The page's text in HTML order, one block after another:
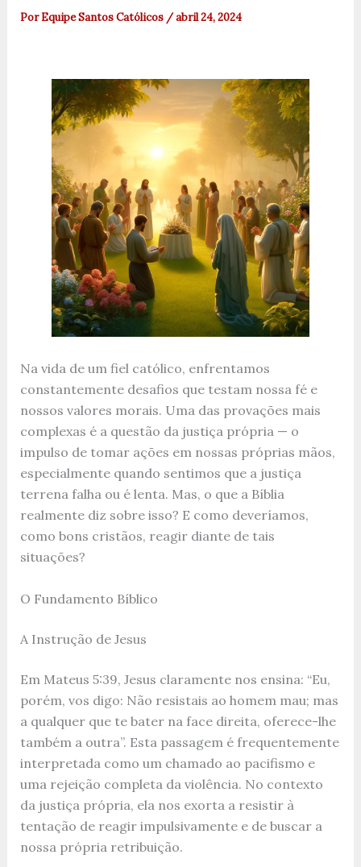
PorEquipe Santos Católicos /abril 24, 2024
Na vida de um fiel católico, enfrentamos
constantemente desafios que testam nossa fé e
nossos valores morais. Uma das provações mais
complexas é a questão da justiça própria — o
impulso de tomar ações em nossas próprias mãos,
especialmente quando sentimos que a justiça
terrena falha ou é lenta. Mas, o que a Bíblia
realmente diz sobre isso? E como deveríamos,
como bons cristãos, reagir diante de tais
situações?
O Fundamento Bíblico
A Instrução de Jesus
Em Mateus 5:39, Jesus claramente nos ensina: “Eu,
porém, vos digo: Não resistais ao homem mau; mas
a qualquer que te bater na face direita, oferece-lhe
também a outra”. Esta passagem é frequentemente
interpretada como um chamado ao pacifismo e
uma rejeição completa da violência. No contexto
da justiça própria, ela nos exorta a resistir à
tentação de reagir impulsivamente e de buscar a
nossa própria retribuição.